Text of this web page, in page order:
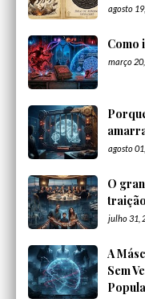
agosto
Como
março
agosto
O
julho 31,
A
Sem